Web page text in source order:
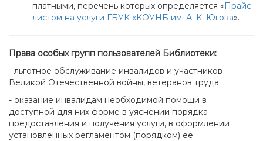
платными, перечень которых определяется «Прайс-
листом на услуги ГБУК «КОУНБ им. А. К. Югова».
Права особых групп пользователей Библиотеки:
- льготное обслуживание инвалидов и участников
Великой Отечественной войны, ветеранов труда;
- оказание инвалидам необходимой помощи в
доступной для них форме в уяснении порядка
предоставления и получения услуги, в оформлении
установленных регламентом (порядком) ее